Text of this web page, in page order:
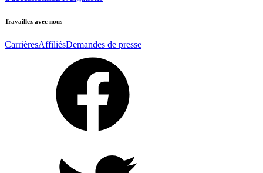
Travaillez avec nous
CarrièresAffiliésDemandes de presse